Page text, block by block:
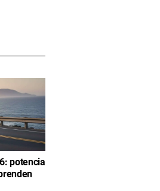
potencia